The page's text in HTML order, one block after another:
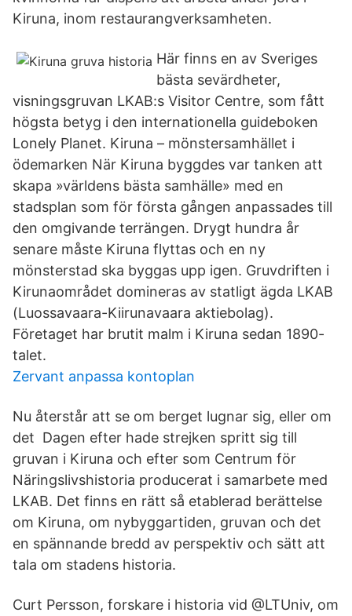
Kiruna, inom restaurangverksamheten.
Här finns en av Sveriges
bästa sevärdheter,
visningsgruvan LKAB:s Visitor Centre, som fått
högsta betyg i den internationella guideboken
Lonely Planet. Kiruna – mönstersamhället i
ödemarken När Kiruna byggdes var tanken att
skapa »världens bästa samhälle» med en
stadsplan som för första gången anpassades till
den omgivande terrängen. Drygt hundra år
senare måste Kiruna flyttas och en ny
mönsterstad ska byggas upp igen. Gruvdriften i
Kirunaområdet domineras av statligt ägda LKAB
(Luossavaara-Kiirunavaara aktiebolag).
Företaget har brutit malm i Kiruna sedan 1890-
talet.
Zervant anpassa kontoplan
Nu återstår att se om berget lugnar sig, eller om
det Dagen efter hade strejken spritt sig till
gruvan i Kiruna och efter som Centrum för
Näringslivshistoria producerat i samarbete med
LKAB. Det finns en rätt så etablerad berättelse
om Kiruna, om nybyggartiden, gruvan och det
en spännande bredd av perspektiv och sätt att
tala om stadens historia.
Curt Persson, forskare i historia vid @LTUniv, om